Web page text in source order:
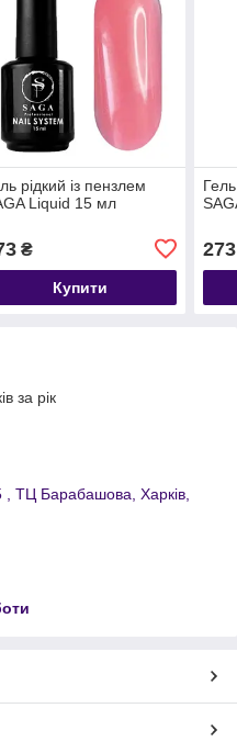
рідкий із пензлем
Liquid 15 мл
₴
Купити
273
за рік
, ТЦ Барабашова, Харків,